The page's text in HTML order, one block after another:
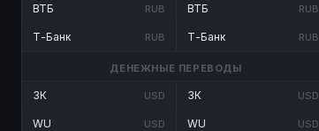
ВТБ RUB
Т-Банк RUB
ВТБ RUB
Т-Банк RUB
ДЕНЕЖНЫЕ ПЕРЕВОДЫ
ЗК USD
WU USD
ЗК USD
WU USD